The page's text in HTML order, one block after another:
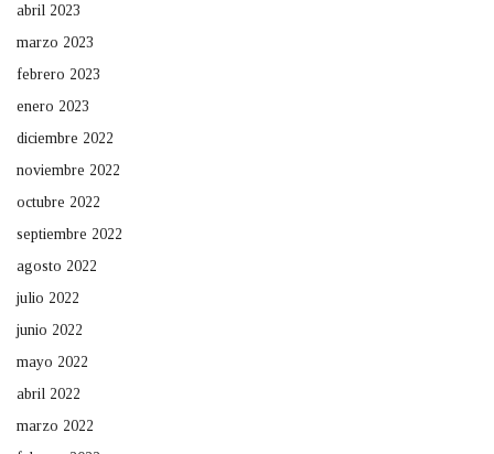
abril 2023
marzo 2023
febrero 2023
enero 2023
diciembre 2022
noviembre 2022
octubre 2022
septiembre 2022
agosto 2022
julio 2022
junio 2022
mayo 2022
abril 2022
marzo 2022